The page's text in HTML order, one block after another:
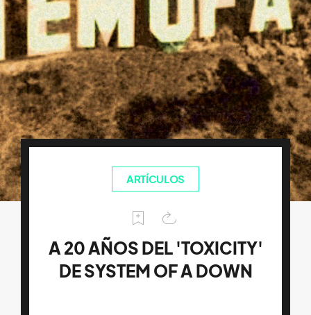
ARTÍCULOS
A 20 AÑOS DEL 'TOXICITY'
DE SYSTEM OF A DOWN